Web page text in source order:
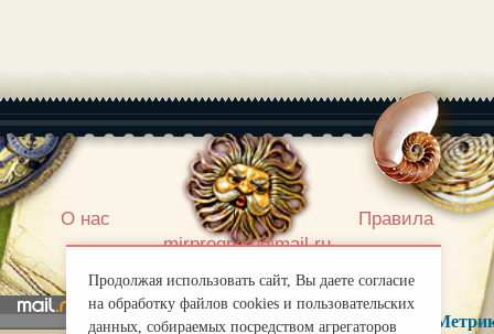
О нас |
Правила
mirprognoz@mail.ru
Продолжая использовать сайт, Вы даете согласие
на обработку файлов cookies и пользовательских
данных, собираемых посредством агрегаторов